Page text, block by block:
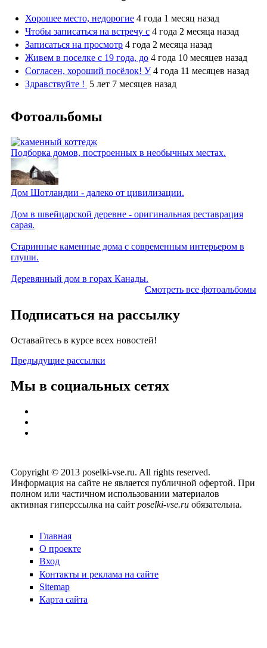
Хорошее место, недорогие 4 года 1 месяц назад
Чтобы записаться на встречу с 4 года 2 месяца назад
Записаться на просмотр 4 года 2 месяца назад
Живем в поселке с 19 года, до 4 года 10 месяцев назад
Согласен, хороший посёлок! У 4 года 11 месяцев назад
Здравствуйте ! 5 лет 7 месяцев назад
Фотоальбомы
Подборка домов, построенных в необычных местах.
Дом Шотландии - далеко от цивилизации.
Дом в швейцарской деревне - оригинальная реставрация
сарая.
Старинные каменные дома с современным интерьером в
глуши.
Деревянный дом в горах Канады.
Смотреть все фотоальбомы
Подписаться на рассылку
Оставайтесь в курсе всех новостей!
Предыдущие рассылки
Мы в социальных сетях
Copyright © 2013 poselki-vse.ru. All rights reserved.
Информация на сайте не является публичной офертой. При
полном или частичном использовании материалов
активная гиперссылка на сайт poselki-vse.ru​ обязательна.
Главная
О проекте
Вход
Контакты и реклама на сайте
Sitemap
Карта сайта